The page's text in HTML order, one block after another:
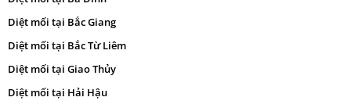
Diệt mối tại Bắc Giang
Diệt mối tại Bắc Từ Liêm
Diệt mối tại Giao Thủy
Diệt mối tại Hải Hậu